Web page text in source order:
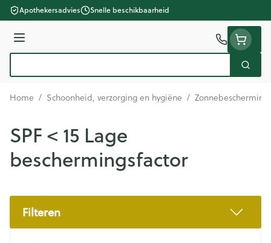
Ga naar de inhoud
Apothekersadvies Snelle beschikbaarheid
Menu
Zoek
Home / Schoonheid, verzorging en hygiëne / Zonnebescherming
SPF < 15 Lage
beschermingsfactor
Filteren